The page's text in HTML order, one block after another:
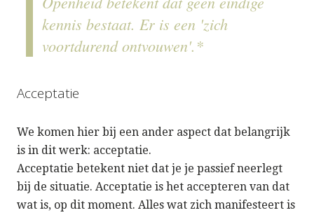
kennis bestaat. Er is een 'zich
voortdurend ontvouwen'.*
Acceptatie
We komen hier bij een ander aspect dat belangrijk
is in dit werk: acceptatie.
Acceptatie betekent niet dat je je passief neerlegt
bij de situatie. Acceptatie is het accepteren van dat
wat is, op dit moment. Alles wat zich manifesteert is